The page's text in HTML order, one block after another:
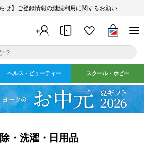
らせ】ご登録情報の継続利用に関するお願い
ヘルス・ビューティー スクール・ホビー
・洗濯・日用品